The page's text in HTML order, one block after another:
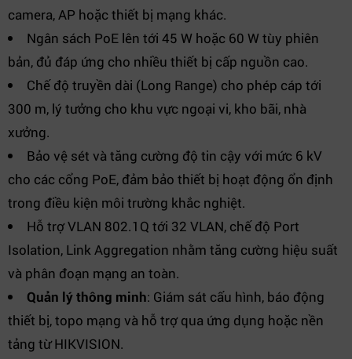
camera, AP hoặc thiết bị mạng khác.
Ngân sách PoE lên tới 45 W hoặc 60 W tùy phiên
bản, đủ đáp ứng cho nhiều thiết bị cấp nguồn cao.
Chế độ truyền dài (Long Range) cho phép cáp tới
300 m, lý tưởng cho khu vực ngoại vi, kho bãi, nhà
xưởng.
Bảo vệ sét và tăng cường độ tin cậy với mức 6 kV
cho các cổng PoE, đảm bảo thiết bị hoạt động ổn định
trong điều kiện môi trường khắc nghiệt.
Hỗ trợ VLAN 802.1Q tới 32 VLAN, chế độ Port
Isolation, Link Aggregation nhằm tăng cường hiệu suất
và phân đoạn mạng an toàn.
Quản lý thông minh: Giám sát cấu hình, báo động
thiết bị, topo mạng và hỗ trợ qua ứng dụng hoặc nền
tảng từ HIKVISION.